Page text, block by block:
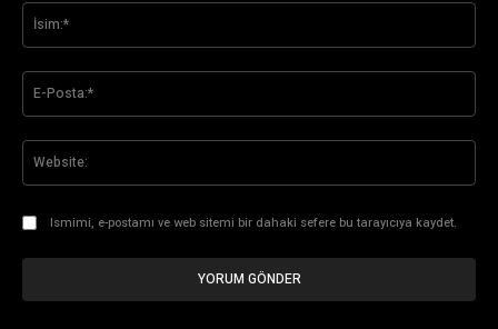
Ismimi, e-postamı ve web sitemi bir dahaki sefere bu tarayıcıya kaydet.